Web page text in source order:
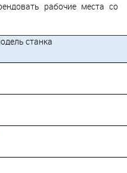
рабочие места со
станка